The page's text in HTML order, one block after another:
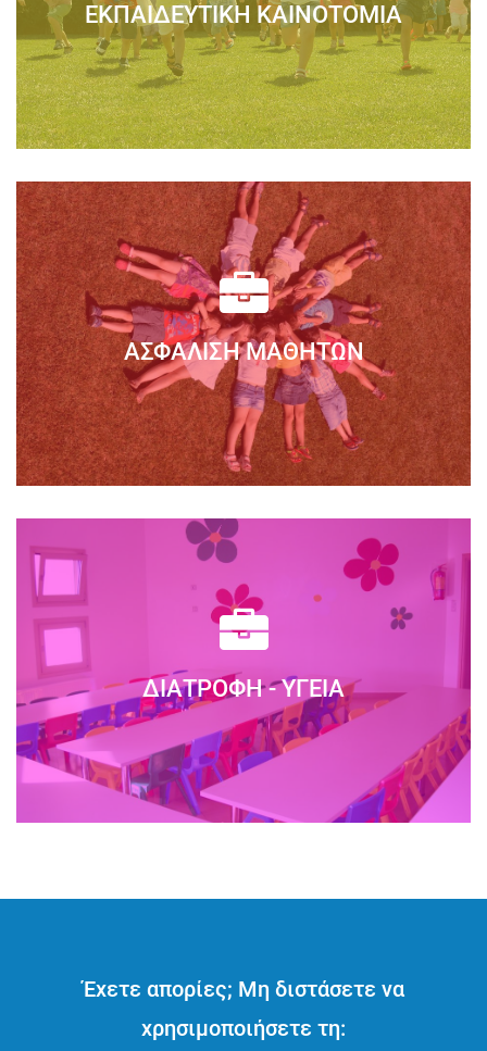
Διαβάστε Περισσότερα
ΕΚΠΑΙΔΕΥΤΙΚΉ ΚΑΙΝΟΤΟΜΊΑ
Το ΣΥΓΧΡΟΝΟ ΝΗΠΙΑΓΩΓΕΙΟ αποτελεί ένα
πρωτοποριακό εκπαιδευτικό οργανισμό της πόλης
μας, o οποίος προσανατολίζεται στην ποιοτική και
αποτελεσματική προσχολική εκπαίδευση....
Διαβάστε Περισσότερα
ΑΣΦΆΛΙΣΗ ΜΑΘΗΤΏΝ
Η διεύθυνση & το προσωπικό του ΣΥΓΧΡΟΝΟΥ
ΝΗΠΙΑΓΩΓΕΙΟΥ συναισθανόμενοι την μεγάλη ευθύνη
απέναντι στους μαθητές τους...
Διαβάστε Περισσότερα
ΔΙΑΤΡΟΦΉ - ΥΓΕΊΑ
διατροφής στους μαθητές του...
Διαβάστε Περισσότερα
Έχετε απορίες; Μη διστάσετε να
χρησιμοποιήσετε τη: